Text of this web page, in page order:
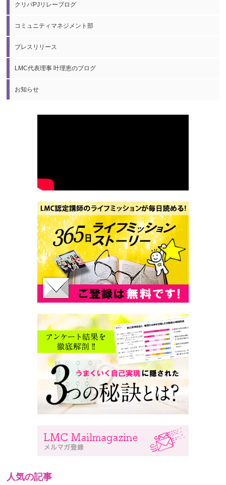
クリパPJリレーブログ
コミュニティマネジメント部
プレスリリース
LMC代表理事 叶理恵のブログ
お知らせ
人気の記事